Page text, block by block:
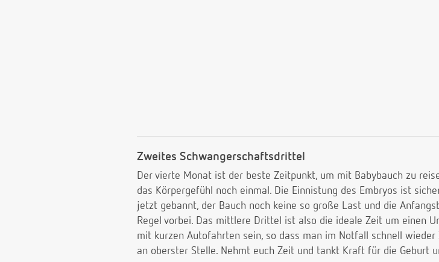
Zweites Schwangerschaftsdrittel
Der vierte Monat ist der beste Zeitpunkt, um mit Babybauch zu
das Körpergefühl noch einmal. Die Einnistung des Embryos ist
jetzt gebannt, der Bauch noch keine so große Last und die
Regel vorbei. Das mittlere Drittel ist also die ideale Zeit um einen
mit kurzen Autofahrten sein, so dass man im Notfall schnell
an oberster Stelle. Nehmt euch Zeit und tankt Kraft für die Geburt